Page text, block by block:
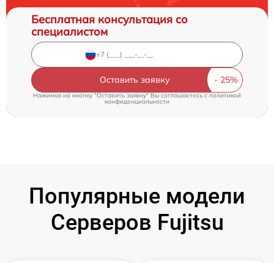
Бесплатная консультация со
специалистом
Оставить заявку
Нажимая на кнопку "Оставить заявку" Вы соглашаетесь cполитикой
конфиденциальности
Популярные модели
Серверов Fujitsu